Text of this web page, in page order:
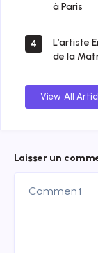
à Paris
4
L’artiste
de la
View All
Laisser un